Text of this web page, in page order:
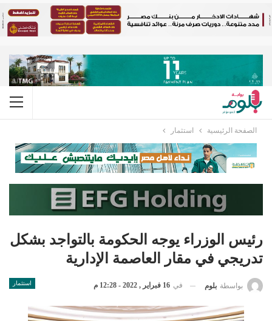
الصفحة الرئيسية استثمار
رئيس الوزراء يوجه الحكومة بالتواجد بشكل
تدريجي في مقار العاصمة الإدارية
استثمار بواسطة بلوم في 16 فبراير , 2022 - 12:28 م